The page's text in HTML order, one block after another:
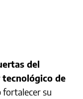
del
tecnológico de
fortalecer su